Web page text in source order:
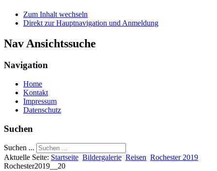
Zum Inhalt wechseln
Direkt zur Hauptnavigation und Anmeldung
Nav Ansichtssuche
Navigation
Home
Kontakt
Impressum
Datenschutz
Suchen
Suchen ...
Aktuelle Seite: Startseite Bildergalerie Reisen Rochester 2019
Rochester2019__20